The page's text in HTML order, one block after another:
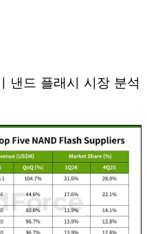
낸드 플래시 시장 분석